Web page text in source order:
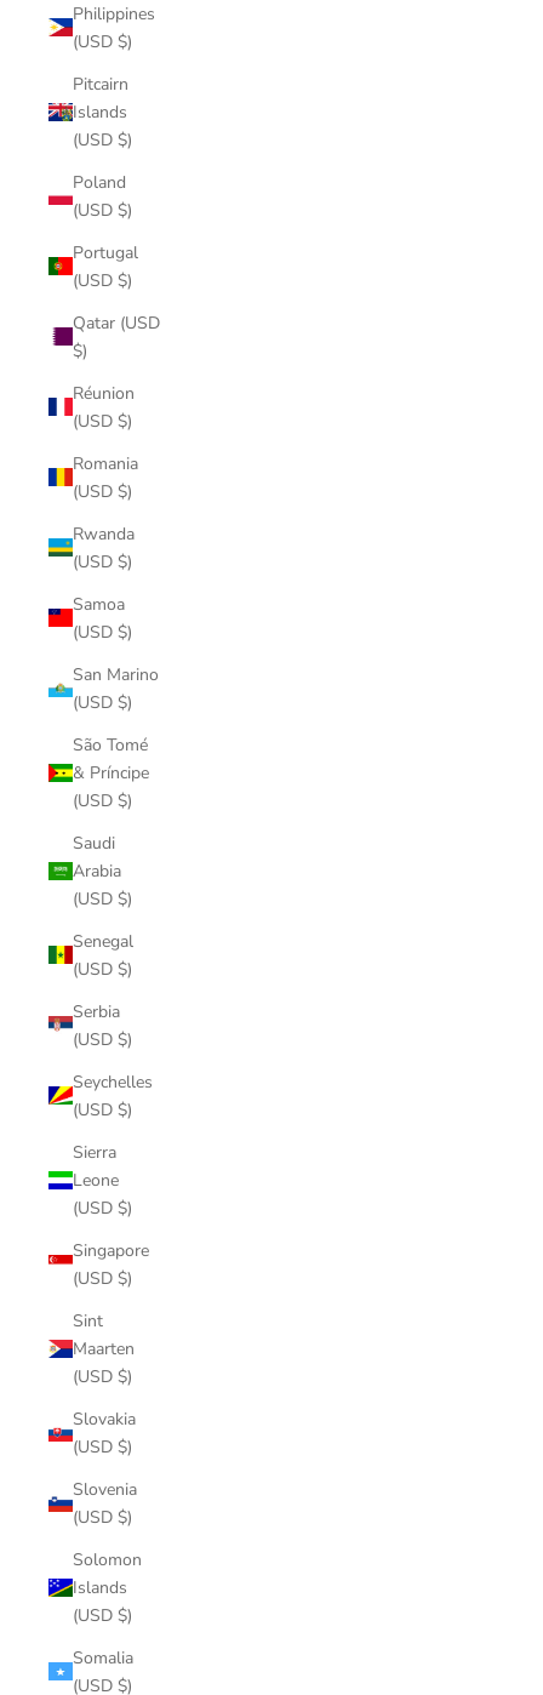
Philippines
(USD $)
Pitcairn
Islands
(USD $)
Poland
(USD $)
Portugal
(USD $)
Qatar (USD
$)
Réunion
(USD $)
Romania
(USD $)
Rwanda
(USD $)
Samoa
(USD $)
San Marino
(USD $)
São Tomé
& Príncipe
(USD $)
Saudi
Arabia
(USD $)
Senegal
(USD $)
Serbia
(USD $)
Seychelles
(USD $)
Sierra
Leone
(USD $)
Singapore
(USD $)
Sint
Maarten
(USD $)
Slovakia
(USD $)
Slovenia
(USD $)
Solomon
Islands
(USD $)
Somalia
(USD $)